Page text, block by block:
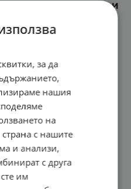
ЗА ЧУВСТВИТЕЛНА И
кожа на
(лице и очи).
за да
нашия
на
с нашите
и анализи,
с друга
им